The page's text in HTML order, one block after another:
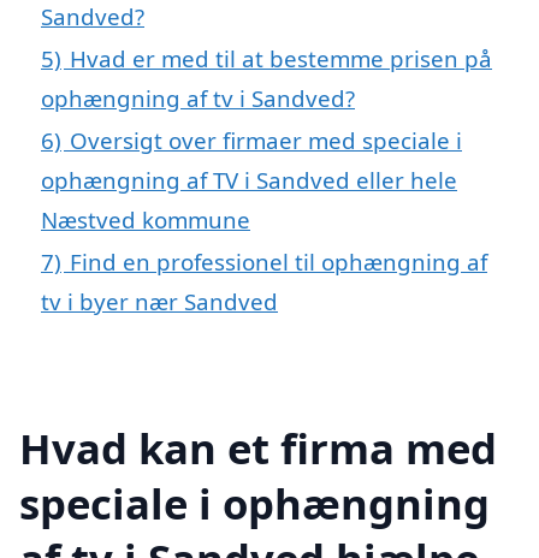
Sandved?
5) Hvad er med til at bestemme prisen på
ophængning af tv i Sandved?
6) Oversigt over firmaer med speciale i
ophængning af TV i Sandved eller hele
Næstved kommune
7) Find en professionel til ophængning af
tv i byer nær Sandved
Hvad kan et firma med
speciale i ophængning